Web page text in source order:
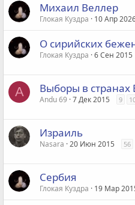
Михаил Веллер
Глокая Куздра 10 Апр
О сирийских
Глокая Куздра 6 Сен 2015
A Выборы в странах
Andu 69 7 Дек 2015 9
Израиль
Nasara 20 Июн 2015 56
Сербия
Глокая Куздра 19 Мар